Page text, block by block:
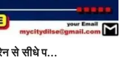
से सीधे प...